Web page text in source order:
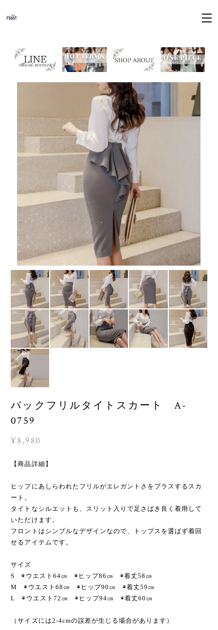
バックフリルタイトスカート A-
0759
¥8,980
【商品詳細】
ヒップにあしらわれたフリルがエレガントさをプラスするスカ
ート。
タイトなシルエットも、スリット入りで足さばき良く着用して
いただけます。
フロントはシンプルなデザインなので、トップスを選ばず着回
せるアイテムです。
サイズ
S ◉ウエスト64㎝ ◉ヒップ86㎝ ◉着丈58㎝
M ◉ウエスト68㎝ ◉ヒップ90㎝ ◉着丈59㎝
L ◉ウエスト72㎝ ◉ヒップ94㎝ ◉着丈60㎝
（サイズには2-4cmの誤差が生じる場合があります）